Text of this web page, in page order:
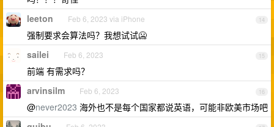
14
leeton Feb 6, 2023 via iPhone
强制要求会算法吗？我想试试🥶
15
sailei Feb 6, 2023
前端 有需求吗？
16
arvinsilm Feb 6, 2023
@never2023 海外也不是每个国家都说英语，可能非欧美市场吧